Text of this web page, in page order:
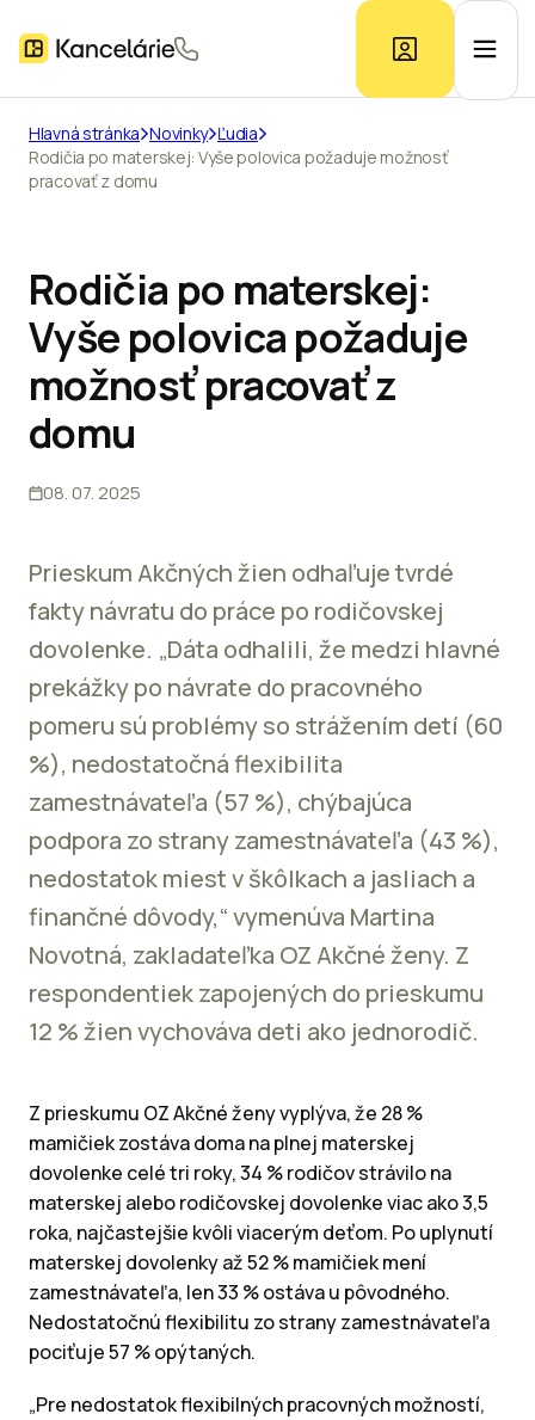
Ponuka kancelárií
Kontakt
Hlavná stránka Novinky Ľudia
Rodičia po materskej: Vyše polovica požaduje možnosť
pracovať z domu
Rodičia po materskej:
Vyše polovica požaduje
možnosť pracovať z
domu
08. 07. 2025
Prieskum Akčných žien odhaľuje tvrdé
fakty návratu do práce po rodičovskej
dovolenke. „Dáta odhalili, že medzi hlavné
prekážky po návrate do pracovného
pomeru sú problémy so strážením detí (60
%), nedostatočná flexibilita
zamestnávateľa (57 %), chýbajúca
podpora zo strany zamestnávateľa (43 %),
nedostatok miest v škôlkach a jasliach a
finančné dôvody,“ vymenúva Martina
Novotná, zakladateľka OZ Akčné ženy. Z
respondentiek zapojených do prieskumu
12 % žien vychováva deti ako jednorodič.
Z prieskumu OZ Akčné ženy vyplýva, že 28 %
mamičiek zostáva doma na plnej materskej
dovolenke celé tri roky, 34 % rodičov strávilo na
materskej alebo rodičovskej dovolenke viac ako 3,5
roka, najčastejšie kvôli viacerým deťom. Po uplynutí
materskej dovolenky až 52 % mamičiek mení
zamestnávateľa, len 33 % ostáva u pôvodného.
Nedostatočnú flexibilitu zo strany zamestnávateľa
pociťuje 57 % opýtaných.
„Pre nedostatok flexibilných pracovných možností,